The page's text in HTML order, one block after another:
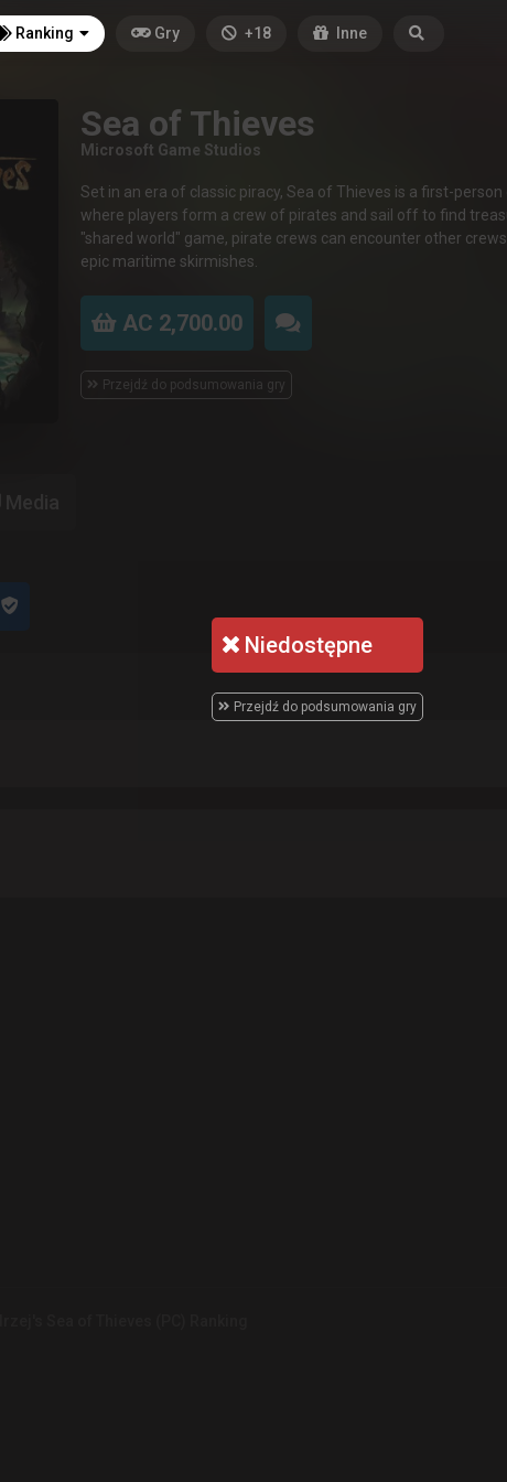
Ranking Gry +18 Inne
Niedostępne
Przejdź do podsumowania gry
Sea of Thieves
Microsoft Game Studios
Set in an era of classic piracy, Sea of Thieves is a first-
where players form a crew of pirates and sail off to find
"shared world" game, pirate crews can encounter other
epic maritime skirmishes.
AC 2,700.00
Przejdź do podsumowania gry